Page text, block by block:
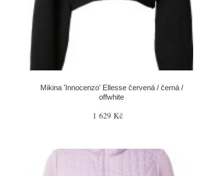
Mikina 'Innocenzo' Ellesse červená / černá /
offwhite
1 629 Kč